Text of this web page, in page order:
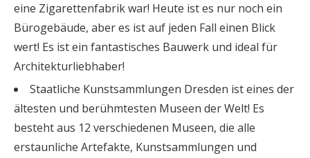
eine Zigarettenfabrik war! Heute ist es nur noch ein
Bürogebäude, aber es ist auf jeden Fall einen Blick
wert! Es ist ein fantastisches Bauwerk und ideal für
Architekturliebhaber!
Staatliche Kunstsammlungen Dresden ist eines der
ältesten und berühmtesten Museen der Welt! Es
besteht aus 12 verschiedenen Museen, die alle
erstaunliche Artefakte, Kunstsammlungen und